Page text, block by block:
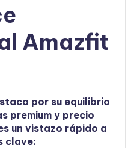
Amazfit
por su equilibrio
premium y precio
un vistazo rápido a
clave: